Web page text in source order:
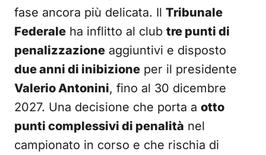
fase ancora più delicata. Il Tribunale
Federale ha inflitto al club tre punti di
penalizzazione aggiuntivi e disposto
due anni di inibizione per il presidente
Valerio Antonini, fino al 30 dicembre
2027. Una decisione che porta a otto
punti complessivi di penalità nel
campionato in corso e che rischia di